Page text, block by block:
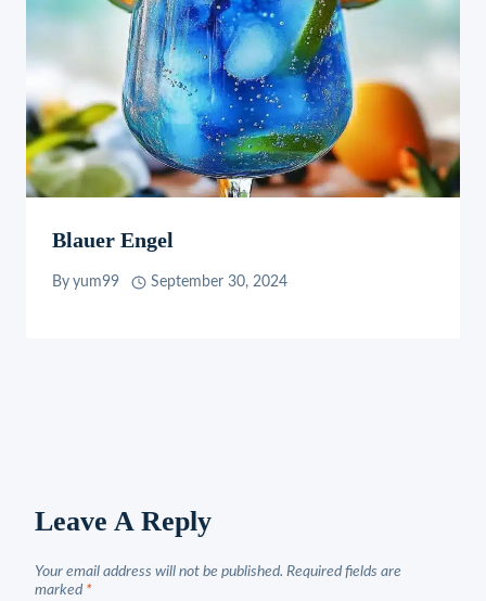
Blauer Engel
By yum99 September 30, 2024
Leave A Reply
Your email address will not be published. Required fields are
marked *